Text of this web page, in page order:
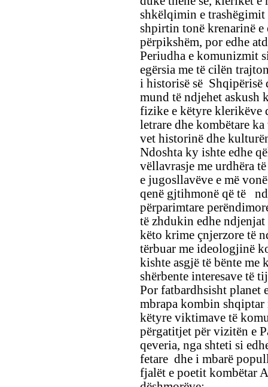
shkëlqimin e
shpirtin tonë krenarinë e
përpikshëm, por edhe
Periudha e komunizmit
egërsia me të cilën
i historisë së Shqipërisë
mund të ndjehet askush
fizike e këtyre klerikëve
letrare dhe kombëtare
vet historinë dhe
Ndoshta ky ishte edhe
vëllavrasje me urdhëra
e jugosllavëve e më
qenë gjtihmonë që të
përparimtare
të zhdukin edhe
këto krime çnjerzore të
tërbuar me ideologjinë
kishte asgjë të bënte me
shërbente interesave të
Por fatbardhsisht planet
mbrapa kombin
këtyre viktimave të
përgatitjet për vizitën e
qeveria, nga shteti si
fetare dhe i mbarë
fjalët e poetit kombëtar